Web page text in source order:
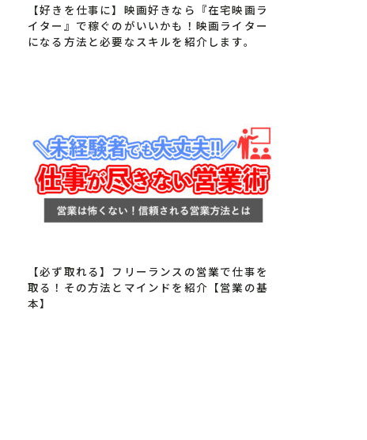
【好きを仕事に】映画好きなら『在宅映画ラ
イター』で稼ぐのがいいかも！映画ライター
になる方法と必要なスキルを紹介します。
【必ず取れる】フリーランスの営業で仕事を
取る！その方法とマインドを紹介【営業の基
本】